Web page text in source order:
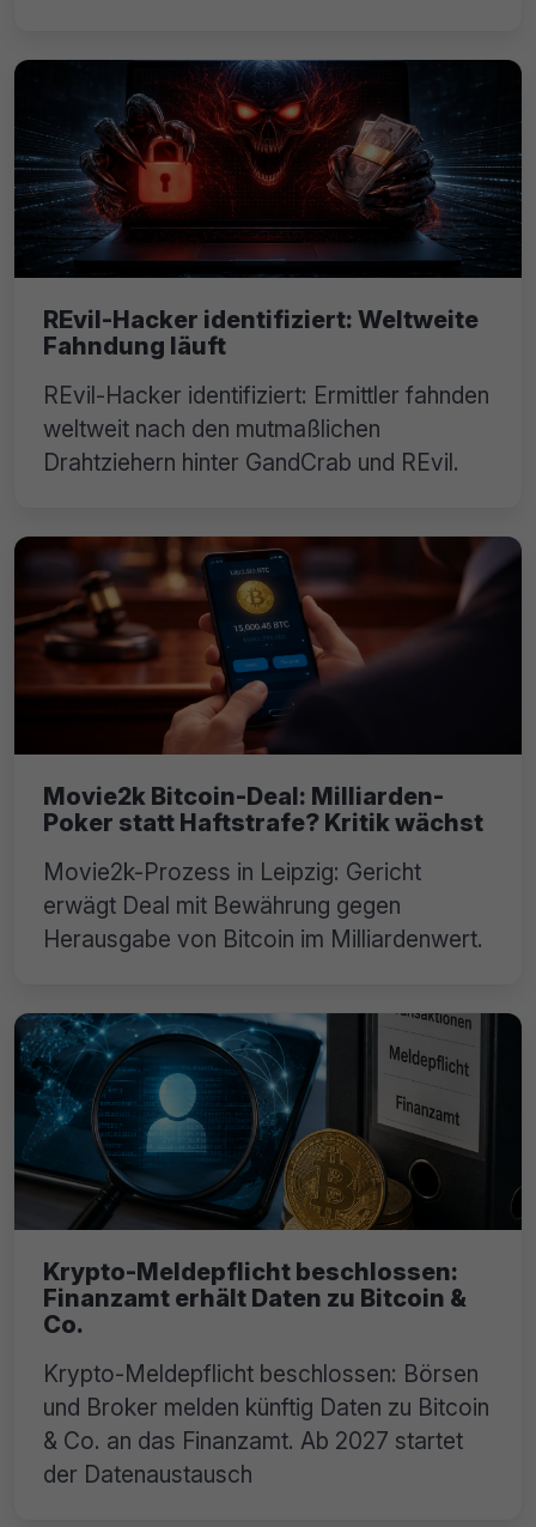
REvil-Hacker identifiziert: Weltweite
Fahndung läuft
REvil-Hacker identifiziert: Ermittler fahnden
weltweit nach den mutmaßlichen
Drahtziehern hinter GandCrab und REvil.
Movie2k Bitcoin-Deal: Milliarden-
Poker statt Haftstrafe? Kritik wächst
Movie2k-Prozess in Leipzig: Gericht
erwägt Deal mit Bewährung gegen
Herausgabe von Bitcoin im Milliardenwert.
Krypto-Meldepflicht beschlossen:
Finanzamt erhält Daten zu Bitcoin &
Co.
Krypto-Meldepflicht beschlossen: Börsen
und Broker melden künftig Daten zu Bitcoin
& Co. an das Finanzamt. Ab 2027 startet
der Datenaustausch